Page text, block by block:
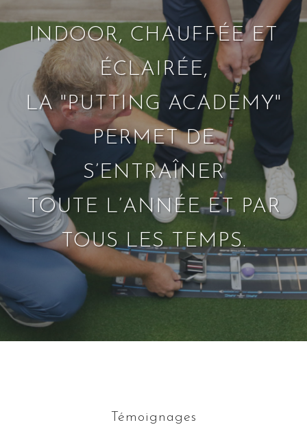
INDOOR, CHAUFFÉE ET
ÉCLAIRÉE,
LA "PUTTING ACADEMY"
PERMET DE
S’ENTRAÎNER
TOUTE L’ANNÉE ET PAR
TOUS LES TEMPS.
Témoignages